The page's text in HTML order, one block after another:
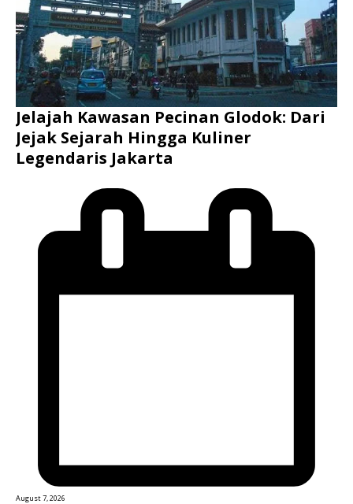
Jelajah Kawasan Pecinan Glodok: Dari
Jejak Sejarah Hingga Kuliner
Legendaris Jakarta
August 7, 2026